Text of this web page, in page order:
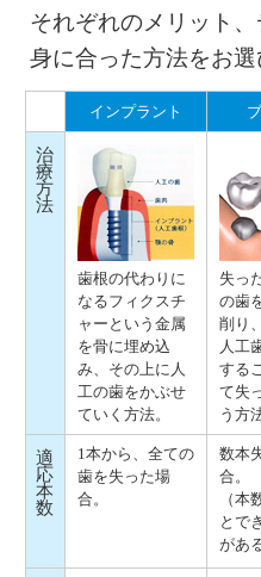
それぞれのメリット
身に合った方法をお
インプラント
治
療
方
法
歯根の代わりに
なるフィクスチ
ャーという金属
を骨に埋め込
み、その上に人
工の歯をかぶせ
ていく方法。
失っ
の歯
削り
人工
する
て失
う方
適
応
本
数
1本から、全ての
歯を失った場
合。
数本
合。
（本
とで
があ